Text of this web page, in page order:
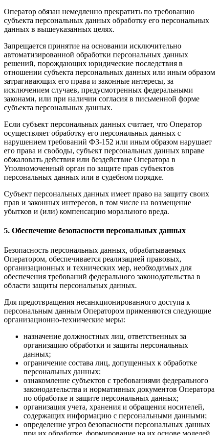
Оператор обязан немедленно прекратить по требованию
субъекта персональных данных обработку его персональных
данных в вышеуказанных целях.
Запрещается принятие на основании исключительно
автоматизированной обработки персональных данных
решений, порождающих юридические последствия в
отношении субъекта персональных данных или иным образом
затрагивающих его права и законные интересы, за
исключением случаев, предусмотренных федеральными
законами, или при наличии согласия в письменной форме
субъекта персональных данных.
Если субъект персональных данных считает, что Оператор
осуществляет обработку его персональных данных с
нарушением требований ФЗ-152 или иным образом нарушает
его права и свободы, субъект персональных данных вправе
обжаловать действия или бездействие Оператора в
Уполномоченный орган по защите прав субъектов
персональных данных или в судебном порядке.
Субъект персональных данных имеет право на защиту своих
прав и законных интересов, в том числе на возмещение
убытков и (или) компенсацию морального вреда.
5. Обеспечение безопасности персональных данных
Безопасность персональных данных, обрабатываемых
Оператором, обеспечивается реализацией правовых,
организационных и технических мер, необходимых для
обеспечения требований федерального законодательства в
области защиты персональных данных.
Для предотвращения несанкционированного доступа к
персональным данным Оператором применяются следующие
организационно-технические меры:
назначение должностных лиц, ответственных за
организацию обработки и защиты персональных
данных;
ограничение состава лиц, допущенных к обработке
персональных данных;
ознакомление субъектов с требованиями федерального
законодательства и нормативных документов Оператора
по обработке и защите персональных данных;
организация учета, хранения и обращения носителей,
содержащих информацию с персональными данными;
определение угроз безопасности персональных данных
при их обработке, формирование на их основе моделей